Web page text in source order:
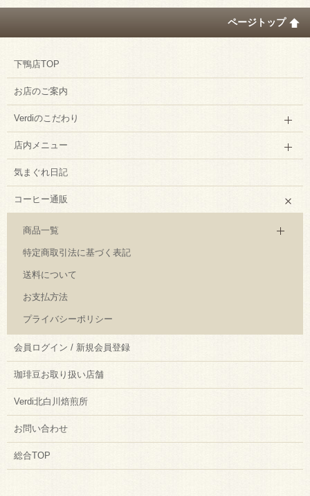
ページトップ
下鴨店TOP
お店のご案内
Verdiのこだわり
店内メニュー
気まぐれ日記
コーヒー通販
商品一覧
特定商取引法に基づく表記
送料について
お支払方法
プライバシーポリシー
会員ログイン / 新規会員登録
珈琲豆お取り扱い店舗
Verdi北白川焙煎所
お問い合わせ
総合TOP